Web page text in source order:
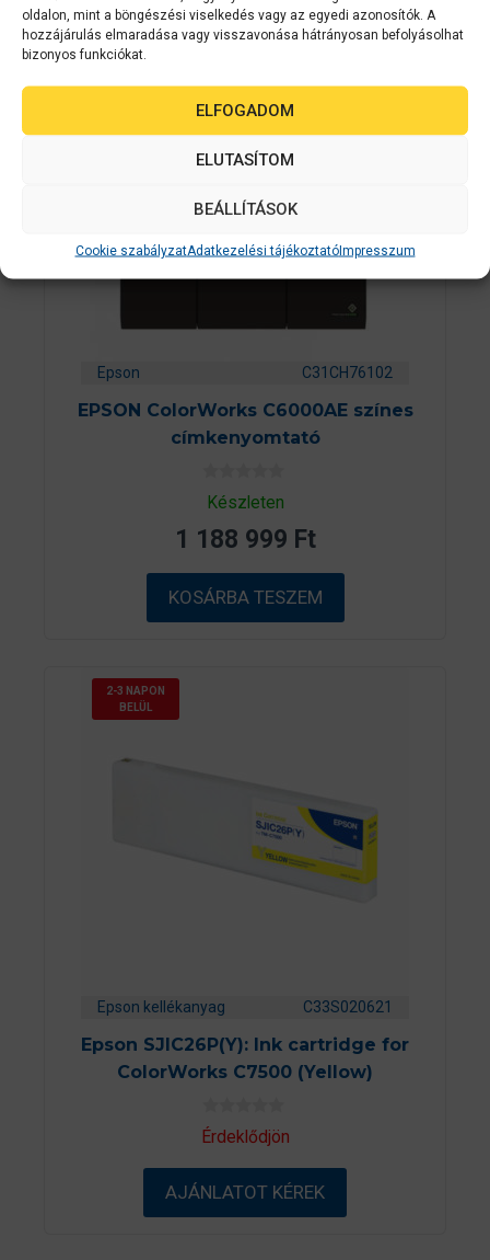
oldalon, mint a böngészési viselkedés vagy az egyedi azonosítók. A
hozzájárulás elmaradása vagy visszavonása hátrányosan befolyásolhat
bizonyos funkciókat.
ELFOGADOM
ELUTASÍTOM
BEÁLLÍTÁSOK
Cookie szabályzatAdatkezelési tájékoztatóImpresszum
l
Epson C31CH76102
EPSON ColorWorks C6000AE színes
címkenyomtató
0
a
b
ő
l
Készleten
1 188 999 Ft
KOSÁRBA TESZEM
2-3 NAPON
BELÜL
Epson kellékanyag C33S020621
Epson SJIC26P(Y): Ink cartridge for
ColorWorks C7500 (Yellow)
0
a
-
ő
Érdeklődjön
AJÁNLATOT KÉREK